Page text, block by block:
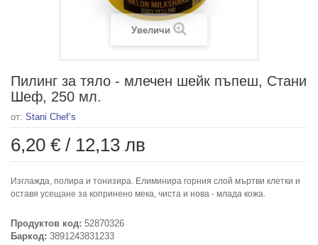
Увеличи
Пилинг за тяло - млечен шейк пъпеш, Стани
Шеф, 250 мл.
от: Stani Chef’s
6,20 € / 12,13 лв
Изглажда, полира и тонизира. Елиминира горния слой мъртви клетки и
оставя усещане за копринено мека, чиста и нова - млада кожа.
Продуктов код: 52870326
Баркод: 3891243831233